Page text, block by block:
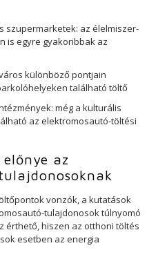
szupermarketek: az élelmiszer-
is egyre gyakoribbak az
különböző pontjain
található töltő
még a kulturális
az elektromosautó-töltési
az
vonzók, a kutatások
tulajdonosok túlnyomó
érthető, hiszen az otthoni töltés
esetben az energia